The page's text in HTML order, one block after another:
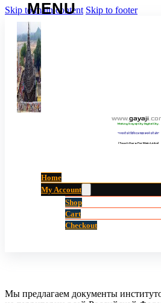
Skip to main content Skip to footer
www.gayaji.
Making Gayaji City Digital City.
“गयाजी को डिजिटल शहर बनाने की ओर”
(Touch Here For Main Links)
Home
My Account
Shop
Cart
Checkout
Мы предлагаем документы